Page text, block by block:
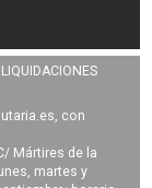
, con
Mártires de la
martes y